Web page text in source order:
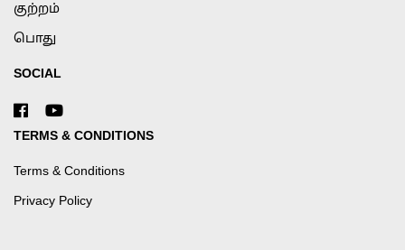
குற்றம்
பொது
SOCIAL
TERMS & CONDITIONS
Terms & Conditions
Privacy Policy